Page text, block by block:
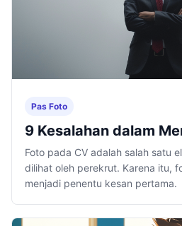
Pas Foto
9 Kesalahan dalam
Foto pada CV adalah salah satu
dilihat oleh perekrut. Karena itu,
menjadi penentu kesan pertama.